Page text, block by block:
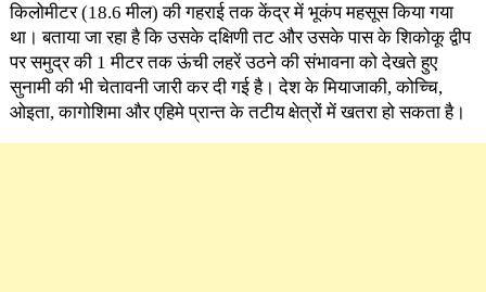
किलोमीटर (18.6 मील) की गहराई तक केंद्र में भूकंप महसूस किया गया
था। बताया जा रहा है कि उसके दक्षिणी तट और उसके पास के शिकोकू द्वीप
पर समुद्र की 1 मीटर तक ऊंची लहरें उठने की संभावना को देखते हुए
सुनामी की भी चेतावनी जारी कर दी गई है। देश के मियाजाकी, कोच्चि,
ओइता, कागोशिमा और एहिमे प्रान्त के तटीय क्षेत्रों में खतरा हो सकता है।